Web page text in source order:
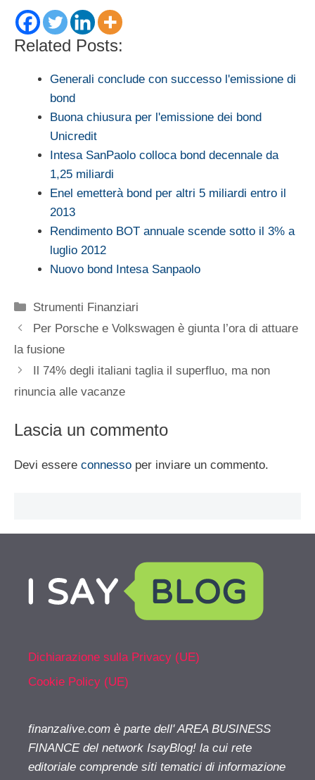
Related Posts:
Generali conclude con successo l'emissione di
bond
Buona chiusura per l'emissione dei bond
Unicredit
Intesa SanPaolo colloca bond decennale da
1,25 miliardi
Enel emetterà bond per altri 5 miliardi entro il
2013
Rendimento BOT annuale scende sotto il 3% a
luglio 2012
Nuovo bond Intesa Sanpaolo
Categorie
Strumenti Finanziari
Per Porsche e Volkswagen è giunta l’ora di attuare
la fusione
Il 74% degli italiani taglia il superfluo, ma non
rinuncia alle vacanze
Lascia un commento
Devi essere connesso per inviare un commento.
Dichiarazione sulla Privacy (UE)
Cookie Policy (UE)
finanzalive.com è parte dell' AREA BUSINESS
FINANCE del network IsayBlog! la cui rete
editoriale comprende siti tematici di informazione